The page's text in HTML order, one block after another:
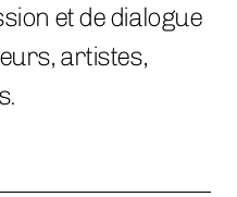
et de dialogue
artistes,